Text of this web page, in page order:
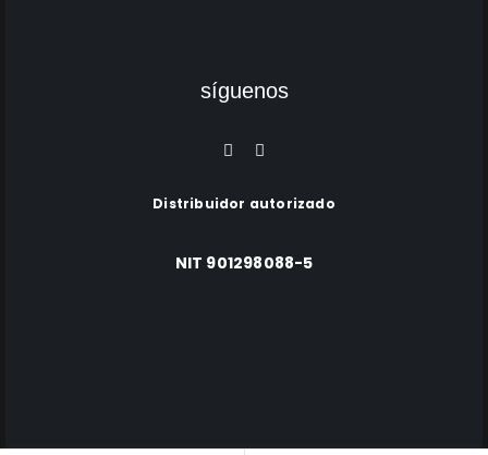
síguenos
Distribuidor autorizado
NIT 901298088-5